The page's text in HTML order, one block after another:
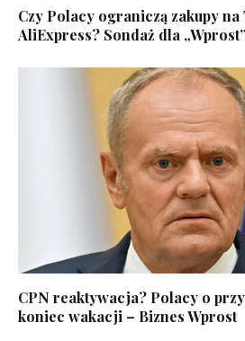
Czy Polacy ograniczą zakupy na
AliExpress? Sondaż dla
CPN reaktywacja? Polacy o
koniec wakacji – Biznes Wprost